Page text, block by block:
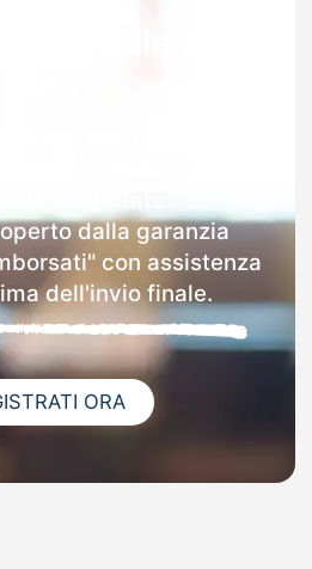
dalla garanzia
con assistenza
dell'invio finale.
ORA